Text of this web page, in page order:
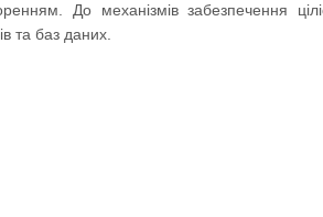
До механізмів забезпечення
та баз даних.